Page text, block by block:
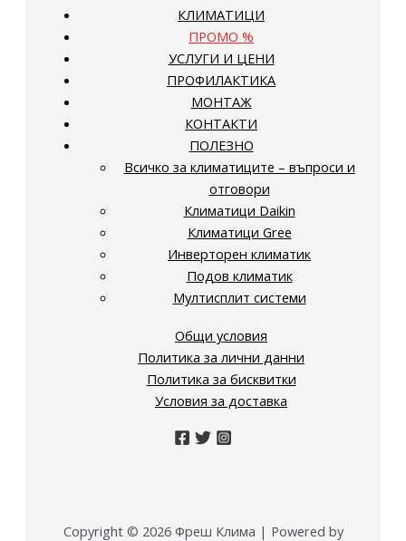
КЛИМАТИЦИ
ПРОМО %
УСЛУГИ И ЦЕНИ
ПРОФИЛАКТИКА
МОНТАЖ
КОНТАКТИ
ПОЛЕЗНО
Всичко за климатиците – въпроси и
отговори
Климатици Daikin
Климатици Gree
Инверторен климатик
Подов климатик
Мултисплит системи
Общи условия
Политика за лични данни
Политика за бисквитки
Условия за доставка
Copyright © 2026 Фреш Клима | Powered by